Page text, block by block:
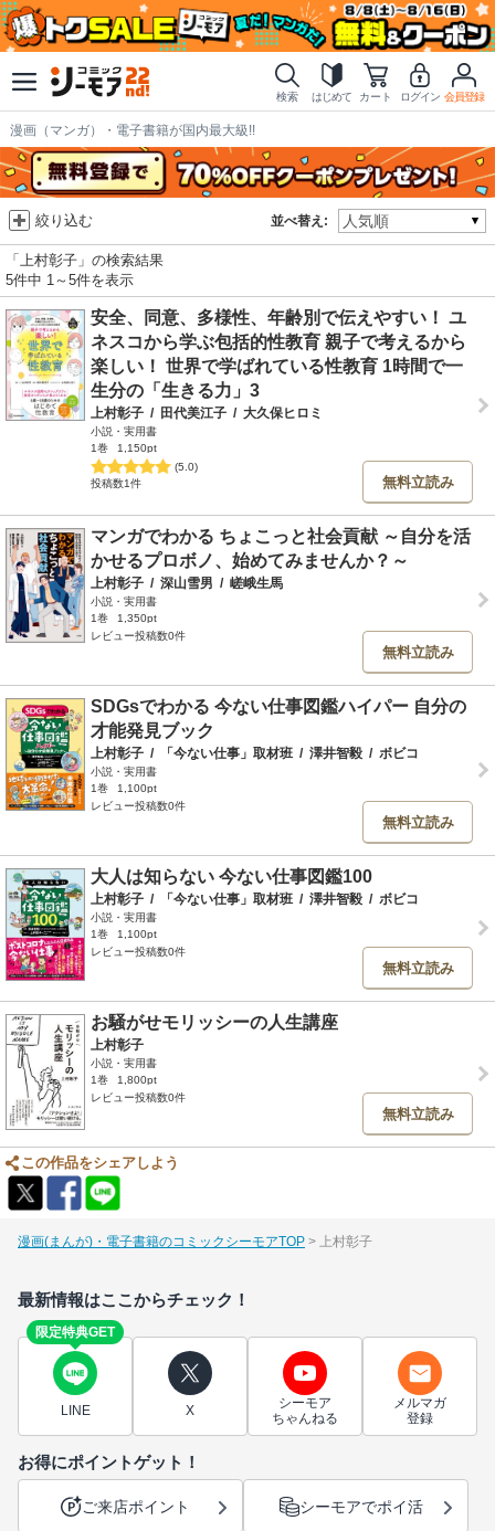
検索 はじめて カート ログイン 会員登録
漫画（マンガ）・電子書籍が国内最大級!!
並べ替え:
絞り込む
「上村彰子」の検索結果
5件中 1～5件を表示
安全、同意、多様性、年齢別で伝えやすい！ ユ
ネスコから学ぶ包括的性教育 親子で考えるから
楽しい！ 世界で学ばれている性教育 1時間で一
生分の「生きる力」3
上村彰子 / 田代美江子 / 大久保ヒロミ
小説・実用書
1巻
1,150pt
(5.0)
投稿数1件
無料立読み
マンガでわかる ちょこっと社会貢献 ～自分を活
かせるプロボノ、始めてみませんか？～
上村彰子 / 深山雪男 / 嵯峨生馬
小説・実用書
1巻
1,350pt
レビュー投稿数0件
無料立読み
SDGsでわかる 今ない仕事図鑑ハイパー 自分の
才能発見ブック
上村彰子 / 「今ない仕事」取材班 / 澤井智毅 / ボビコ
小説・実用書
1巻
1,100pt
レビュー投稿数0件
無料立読み
大人は知らない 今ない仕事図鑑100
上村彰子 / 「今ない仕事」取材班 / 澤井智毅 / ボビコ
小説・実用書
1巻
1,100pt
レビュー投稿数0件
無料立読み
お騒がせモリッシーの人生講座
上村彰子
小説・実用書
1巻
1,800pt
レビュー投稿数0件
無料立読み
この作品をシェアしよう
漫画(まんが)・電子書籍のコミックシーモアTOP 上村彰子
最新情報はここからチェック！
限定特典GET
LINE X
シーモア
ちゃんねる
メルマガ
登録
お得にポイントゲット！
ご来店ポイント シーモアでポイ活